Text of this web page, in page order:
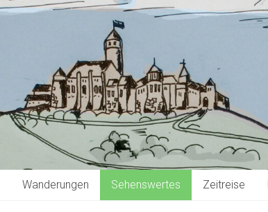
Wanderungen Sehenswertes Zeitreise